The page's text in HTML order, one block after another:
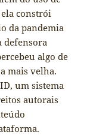
constrói
da pandemia
defensora
algo de
mais velha.
um sistema
autorais